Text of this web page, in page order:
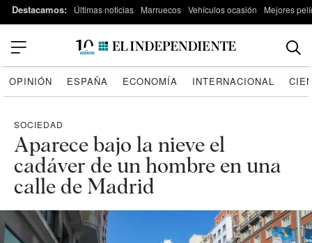
Destacamos: Últimas noticias Marruecos Vehículos ocasión Mejores
OPINIÓN ESPAÑA ECONOMÍA INTERNACIONAL
SOCIEDAD
Aparece bajo la nieve el
cadáver de un hombre en una
calle de Madrid